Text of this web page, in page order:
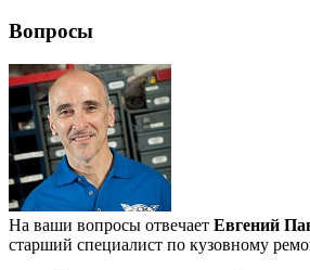
Вопросы
На ваши вопросы отвечает Евгений
старший специалист по кузовному